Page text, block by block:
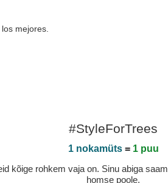
mejores.
#StyleForTrees
1 nokamüts= 1 puu
kõige rohkem vaja on. Sinu abiga
homse poole.